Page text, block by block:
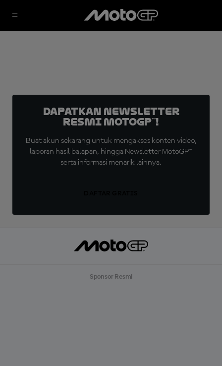
Dapatkan Newsletter
Resmi MotoGP™!
Buat akun sekarang untuk mengakses konten video,
laporan hasil balapan, hingga Newsletter MotoGP™
serta informasi menarik lainnya.
Sponsor Resmi